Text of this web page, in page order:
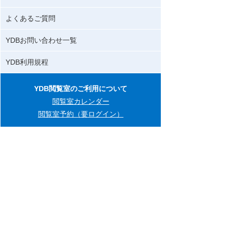
よくあるご質問
YDBお問い合わせ一覧
YDB利用規程
YDB閲覧室のご利用について
閲覧室カレンダー
閲覧室予約（要ログイン）